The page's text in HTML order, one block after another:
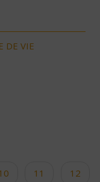
DE VIE
11
12